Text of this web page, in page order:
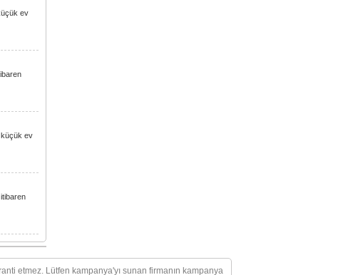
ev
küçük ev
etmez. Lütfen kampanya'yı sunan firmanın kampanya